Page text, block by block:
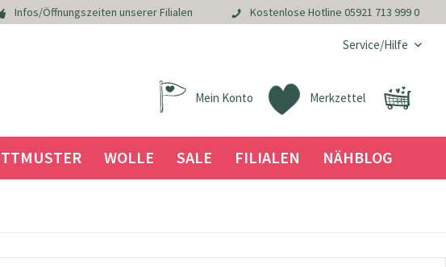
Infos/Öffnungszeiten unserer Filialen Kostenlose Hotline 05921 713 999 0
Service/Hilfe
Merkzettel
Mein Konto
WOLLE SALE FILIALEN NÄHBLOG